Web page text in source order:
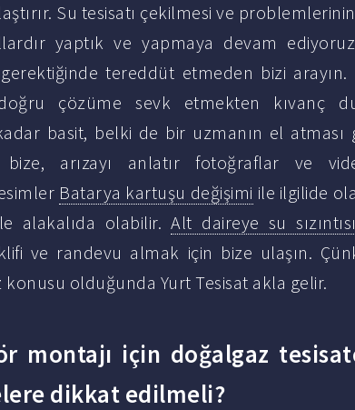
Su tesisatı çekilmesi ve
yaptık ve yapmaya devam
tereddüt etmeden bizi arayın.
çözüme sevk etmekten kıvanç
basit, belki de bir uzmanın el atması
arızayı anlatır fotoğraflar ve
Batarya kartuşu değişimi ile ilgilide
alakalıda olabilir.Alt daireye su
ve randevu almak için bize ulaşın.
konusu olduğunda Yurt Tesisat akla gelir.
montajı için doğalgaz
dikkat edilmeli?